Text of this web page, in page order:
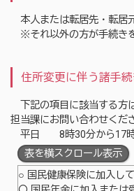
本人または転居先・転居
※それ以外の方が手続き
住所変更に伴う諸手続
下記の項目に該当する方
担当課にお問い合わせくだ
平日 8時30分から17時
表を横スクロール表示
○ 国民健康保険に加入し